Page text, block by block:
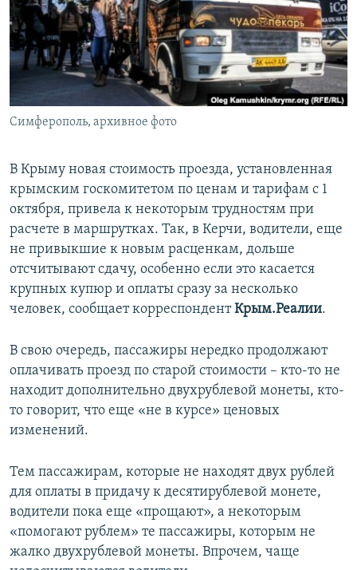
ПОБЕДИТЕЛЕЙ НЕ СУДЯТ?
КРЫМ.НЕПОКОРЕННЫЙ
ELIFBE
УКРАИНСКАЯ ПРОБЛЕМА КРЫМА
ПРИСОЕДИНЯЙТЕСЬ!
Все сайты RFE/RL
Симферополь, архивное фото
В Крыму новая стоимость проезда, установленная
крымским госкомитетом по ценам и тарифам с 1
октября, привела к некоторым трудностям при
расчете в маршрутках. Так, в Керчи, водители, еще
не привыкшие к новым расценкам, дольше
отсчитывают сдачу, особенно если это касается
крупных купюр и оплаты сразу за несколько
человек, сообщает корреспондентКрым.Реалии.
В свою очередь, пассажиры нередко продолжают
оплачивать проезд по старой стоимости – кто-то не
находит дополнительно двухрублевой монеты, кто-
то говорит, что еще «не в курсе» ценовых
изменений.
Тем пассажирам, которые не находят двух рублей
для оплаты в придачу к десятирублевой монете,
водители пока еще «прощают», а некоторым
«помогают рублем» те пассажиры, которым не
жалко двухрублевой монеты. Впрочем, чаще